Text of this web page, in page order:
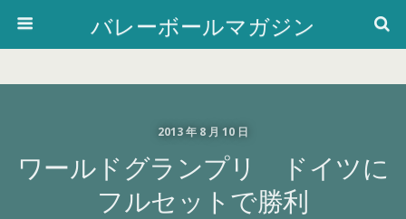
バレーボールマガジン
2013 年 8 月 10 日
ワールドグランプリ ドイツに
フルセットで勝利